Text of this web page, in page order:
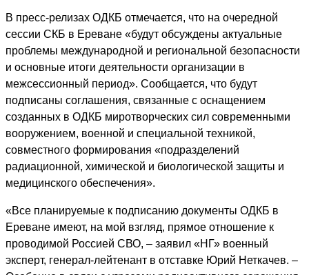
В пресс-релизах ОДКБ отмечается, что на очередной
сессии СКБ в Ереване «будут обсуждены актуальные
проблемы международной и региональной безопасности
и основные итоги деятельности организации в
межсессионный период». Сообщается, что будут
подписаны соглашения, связанные с оснащением
созданных в ОДКБ миротворческих сил современными
вооружением, военной и специальной техникой,
совместного формирования «подразделений
радиационной, химической и биологической защиты и
медицинского обеспечения».
«Все планируемые к подписанию документы ОДКБ в
Ереване имеют, на мой взгляд, прямое отношение к
проводимой Россией СВО, – заявил «НГ» военный
эксперт, генерал-лейтенант в отставке Юрий Неткачев. –